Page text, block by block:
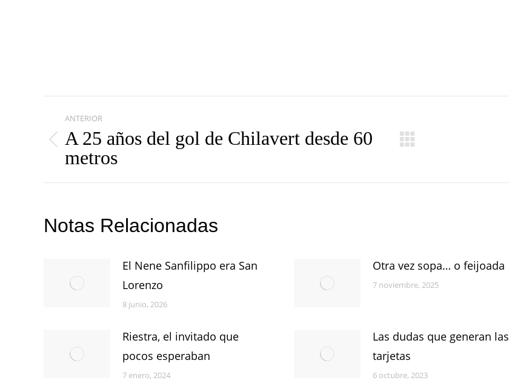
Navegación
entre
publicaciones
ANTERIOR
Publicación
anterior:
A 25 años del gol de Chilavert desde 60
metros
Notas Relacionadas
El Nene Sanfilippo era San
Lorenzo
8 junio, 2026
Otra vez sopa… o feijoada
7 noviembre, 2025
Riestra, el invitado que
pocos esperaban
7 enero, 2024
Las dudas que generan las
tarjetas
6 octubre, 2023